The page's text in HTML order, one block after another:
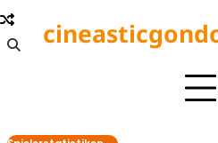
Skip
to
content